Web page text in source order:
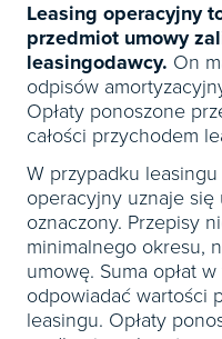
Leasing operacyjny
przedmiot umowy
leasingodawcy. On
odpisów
Opłaty ponoszone
całości przychodem
W przypadku
operacyjny uznaje się
oznaczony. Przepisy
minimalnego okresu,
umowę. Suma opłat
odpowiadać wartości
leasingu. Opłaty